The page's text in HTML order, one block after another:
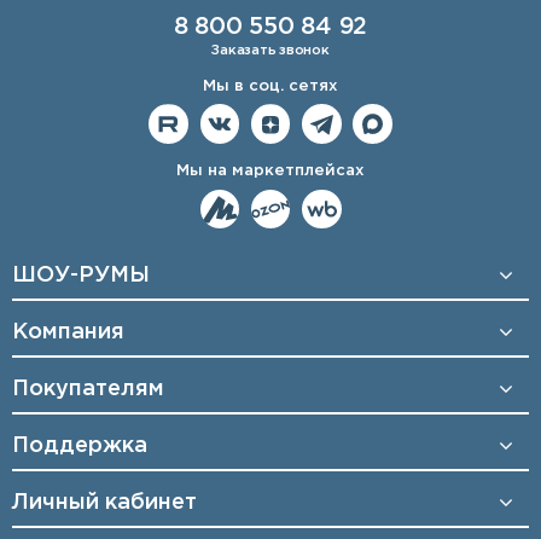
8 800 550 84 92
Заказать звонок
Мы в соц. сетях
Мы на маркетплейсах
ШОУ-РУМЫ
Компания
Покупателям
Поддержка
Личный кабинет